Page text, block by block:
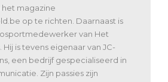
magazine
op te richten. Daarnaast is
van Het
Hij is tevens eigenaar van JC-
een bedrijf gespecialiseerd in
Zijn passies zijn